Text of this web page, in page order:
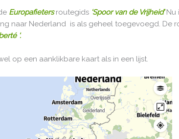
Europafieters routegids ‘Spoor van de Vrijheid’ Nu
naar Nederland is als geheel toegevoegd. De
‘.
op een aanklikbare kaart als in een lijst.